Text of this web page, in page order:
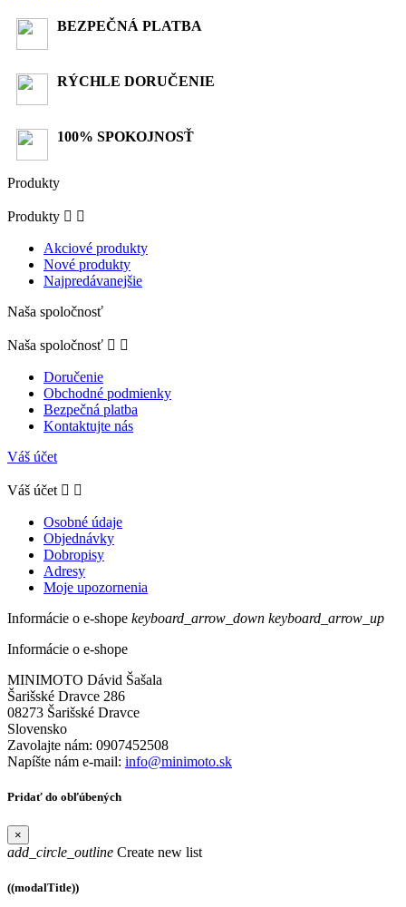
BEZPEČNÁ PLATBA
RÝCHLE DORUČENIE
100% SPOKOJNOSŤ
Produkty
Produkty  
Akciové produkty
Nové produkty
Najpredávanejšie
Naša spoločnosť
Naša spoločnosť  
Doručenie
Obchodné podmienky
Bezpečná platba
Kontaktujte nás
Váš účet
Váš účet  
Osobné údaje
Objednávky
Dobropisy
Adresy
Moje upozornenia
Informácie o e-shope keyboard_arrow_down keyboard_arrow_up
Informácie o e-shope
MINIMOTO Dávid Šašala
Šarišské Dravce 286
08273 Šarišské Dravce
Slovensko
Zavolajte nám: 0907452508
Napíšte nám e-mail: info@minimoto.sk
Pridať do obľúbených
×
add_circle_outline Create new list
((modalTitle))